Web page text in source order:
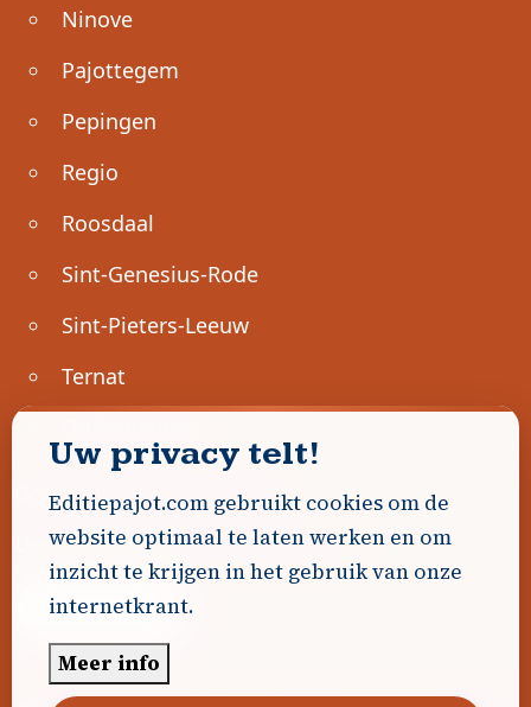
Ninove
Pajottegem
Pepingen
Regio
Roosdaal
Sint-Genesius-Rode
Sint-Pieters-Leeuw
Ternat
Geen advertenties gevonden.
Uw advertentie hier? Contacteer ons!
Word Partner!
Uw privacy telt!
Editiepajot.com gebruikt cookies om de
website optimaal te laten werken en om
inzicht te krijgen in het gebruik van onze
internetkrant.
Meer info